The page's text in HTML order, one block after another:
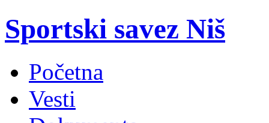
Sportski savez Niš
Početna
Vesti